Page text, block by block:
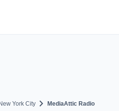
New York City chevron_right MediaAttic Radio